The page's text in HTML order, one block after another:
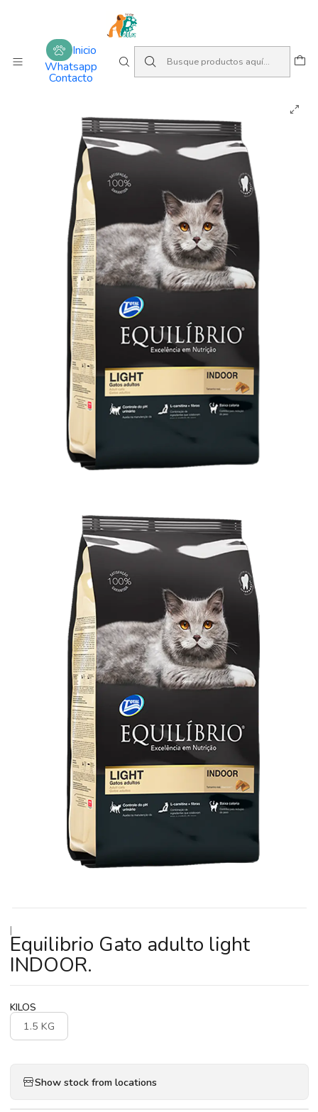
Inicio
Whatsapp
Contacto
Amamos lo que hacemos
Alimentos
Equilibrio Gato adulto light INDOOR.
|
Equilibrio Gato adulto light
INDOOR.
KILOS
1.5 KG
Show stock from locations